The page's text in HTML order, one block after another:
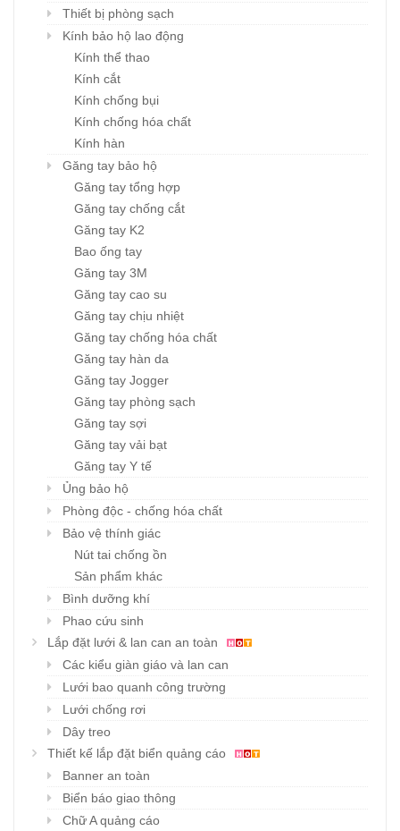
Thiết bị phòng sạch
Kính bảo hộ lao động
Kính thể thao
Kính cắt
Kính chống bụi
Kính chống hóa chất
Kính hàn
Găng tay bảo hộ
Găng tay tổng hợp
Găng tay chống cắt
Găng tay K2
Bao ống tay
Găng tay 3M
Găng tay cao su
Găng tay chịu nhiệt
Găng tay chống hóa chất
Găng tay hàn da
Găng tay Jogger
Găng tay phòng sạch
Găng tay sợi
Găng tay vải bạt
Găng tay Y tế
Ủng bảo hộ
Phòng độc - chống hóa chất
Bảo vệ thính giác
Nút tai chống ồn
Sản phẩm khác
Bình dưỡng khí
Phao cứu sinh
Lắp đặt lưới & lan can an toàn
Các kiểu giàn giáo và lan can
Lưới bao quanh công trường
Lưới chống rơi
Dây treo
Thiết kế lắp đặt biển quảng cáo
Banner an toàn
Biển báo giao thông
Chữ A quảng cáo